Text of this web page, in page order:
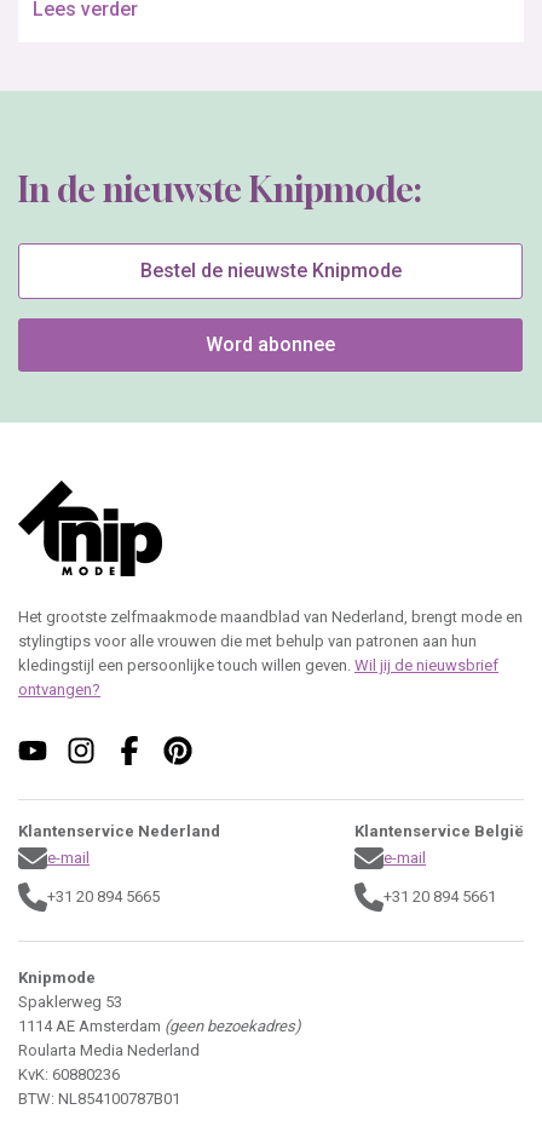
Lees verder
In de nieuwste Knipmode:
Bestel de nieuwste Knipmode
Word abonnee
Het grootste zelfmaakmode maandblad van Nederland, brengt mode en
stylingtips voor alle vrouwen die met behulp van patronen aan hun
kledingstijl een persoonlijke touch willen geven. Wil jij de nieuwsbrief
ontvangen?
Klantenservice Nederland
e-mail
+31 20 894 5665
Klantenservice België
e-mail
+31 20 894 5661
Knipmode
Spaklerweg 53
1114 AE Amsterdam (geen bezoekadres)
Roularta Media Nederland
KvK: 60880236
BTW: NL854100787B01